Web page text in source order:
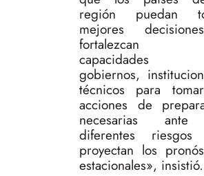
región puedan
mejores
fortalezcan
capacidades
gobiernos,
técnicos para
acciones de
necesarias
diferentes riesgos
proyectan los
estacionales», insistió.